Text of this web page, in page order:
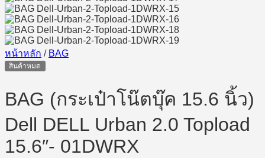
หน้าหลัก / BAG
สินค้าหมด
BAG (กระเป๋าโน๊ตบุ๊ค 15.6 นิ้ว)
Dell DELL Urban 2.0 Topload
15.6″- 01DWRX